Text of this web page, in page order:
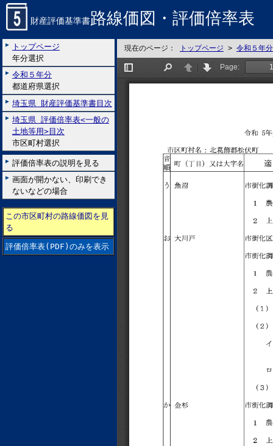
財産評価基準書路線価図・評価倍率表
トップページ
年分選択
令和５年分
都道府県選択
埼玉県 財産評価基準書目次
埼玉県 評価倍率表<一般の
土地等用>目次
市区町村選択
評価倍率表の説明を見る
画面が開かない、印刷でき
ないなどの場合
この市区町村の路線価図を見
る
評価倍率表(PDF)のみを表示
現在のページ： トップページ > 令和５年分